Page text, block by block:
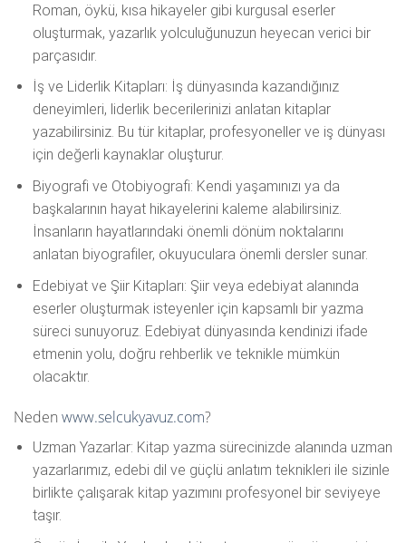
Roman, öykü, kısa hikayeler gibi kurgusal eserler
oluşturmak, yazarlık yolculuğunuzun heyecan verici bir
parçasıdır.
İş ve Liderlik Kitapları: İş dünyasında kazandığınız
deneyimleri, liderlik becerilerinizi anlatan kitaplar
yazabilirsiniz. Bu tür kitaplar, profesyoneller ve iş dünyası
için değerli kaynaklar oluşturur.
Biyografi ve Otobiyografi: Kendi yaşamınızı ya da
başkalarının hayat hikayelerini kaleme alabilirsiniz.
İnsanların hayatlarındaki önemli dönüm noktalarını
anlatan biyografiler, okuyuculara önemli dersler sunar.
Edebiyat ve Şiir Kitapları: Şiir veya edebiyat alanında
eserler oluşturmak isteyenler için kapsamlı bir yazma
süreci sunuyoruz. Edebiyat dünyasında kendinizi ifade
etmenin yolu, doğru rehberlik ve teknikle mümkün
olacaktır.
Neden www.selcukyavuz.com?
Uzman Yazarlar: Kitap yazma sürecinizde alanında uzman
yazarlarımız, edebi dil ve güçlü anlatım teknikleri ile sizinle
birlikte çalışarak kitap yazımını profesyonel bir seviyeye
taşır.